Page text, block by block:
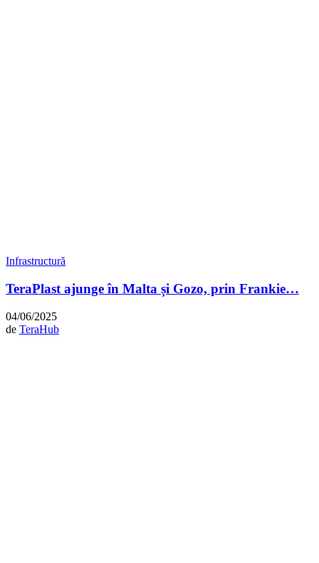
Infrastructură
TeraPlast ajunge în Malta și Gozo, prin Frankie…
04/06/2025
de TeraHub